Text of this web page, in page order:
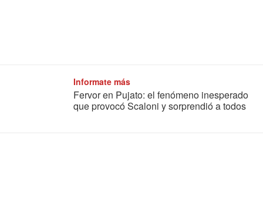
Informate más
Fervor en Pujato: el fenómeno inesperado
que provocó Scaloni y sorprendió a todos